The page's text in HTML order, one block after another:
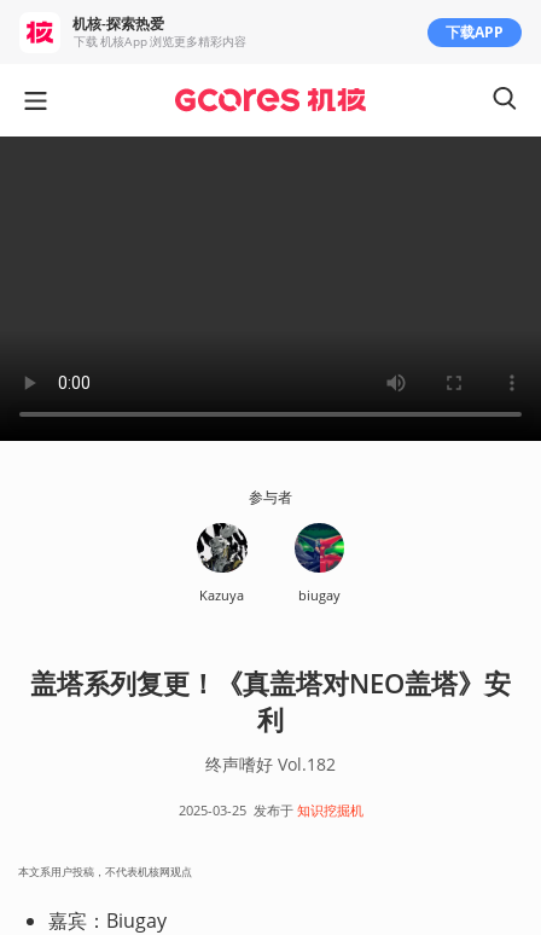
参与者
Kazuya biugay
盖塔系列复更！《真盖塔对NEO盖塔》安
利
终声嗜好 Vol.182
2025-03-25 发布于 知识挖掘机
本文系用户投稿，不代表机核网观点
嘉宾：Biugay
机核-探索热爱
下载 机核App 浏览更多精彩内容 下载APP